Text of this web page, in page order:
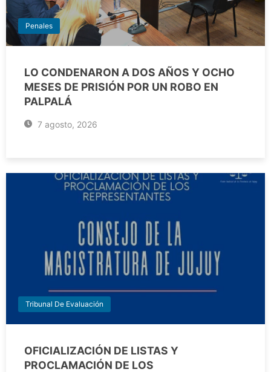
Penales
LO CONDENARON A DOS AÑOS Y OCHO
MESES DE PRISIÓN POR UN ROBO EN
PALPALÁ
7 agosto, 2026
Tribunal De Evaluación
OFICIALIZACIÓN DE LISTAS Y
PROCLAMACIÓN DE LOS